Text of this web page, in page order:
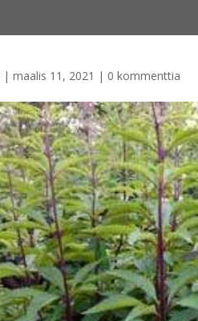
|maalis 11, 2021 | 0 kommenttia